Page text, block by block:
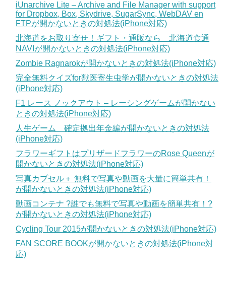
iUnarchive Lite – Archive and File Manager with support
for Dropbox, Box, Skydrive, SugarSync, WebDAV en
FTPが開かないときの対処法(iPhone対応)
北海道をお取り寄せ！ギフト・通販なら 北海道食通
NAVIが開かないときの対処法(iPhone対応)
Zombie Ragnarokが開かないときの対処法(iPhone対応)
完全無料クイズfor獣医寄生虫学が開かないときの対処法
(iPhone対応)
F1 レース ノックアウト – レーシングゲームが開かない
ときの対処法(iPhone対応)
人生ゲーム 確定拠出年金編が開かないときの対処法
(iPhone対応)
フラワーギフトはプリザードフラワーのRose Queenが
開かないときの対処法(iPhone対応)
写真カプセル＋ 無料で写真や動画を大量に簡単共有！
が開かないときの対処法(iPhone対応)
動画コンテナ ?誰でも無料で写真や動画を簡単共有！?
が開かないときの対処法(iPhone対応)
Cycling Tour 2015が開かないときの対処法(iPhone対応)
FAN SCORE BOOKが開かないときの対処法(iPhone対
応)